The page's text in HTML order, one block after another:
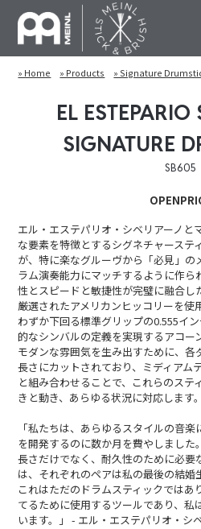
» Home » Products » Signature
EL
SIGNATURE
SB605
エル・エステパリオ・シベリアーノと
な要素を特徴とするシグネチャーステ
が、特に楽なグルーヴから「必見」の
ラム演奏能力にマッチするように作ら
性とスピードと敏捷性が完璧に融合し
厳選されたアメリカンヒッコリーを使
わずか下回る標準グリップの0.555イ
的なシンバルの定義を実現するアコー
モダンな雰囲気を生み出すために、各
長さにカットされており、ミディアム
と組み合わせることで、これらのス
きと動き、あらゆる状況に対応します。
「私たちは、あらゆるスタイルの音
を開発するのに数か月を費やしまし
長さだけでなく、耐久性のために必要
は、それぞれのペアは私の最後の結婚
これはただのドラムスティックでは
てるために使用するツールであり、私
います。」 - エル・エステパリオ・シ